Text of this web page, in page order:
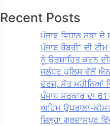
Recent Posts
ਪੰਜਾਬ ਵਿਧਾਨ ਸਭਾ ਦੇ
ਪੰਜਾਬ ਰੌਬਰੀ” ਦੀ
ਨੂੰ ਉਤਸ਼ਾਹਿਤ ਕਰਨ
ਜਲੰਧਰ ਪੁਲਿਸ ਵੱਲੋਂ
ਦਰਜ, ਸੱਤ ਮਹੀਨਿਆਂ
ਪੰਜਾਬ ਸਰਕਾਰ ਦਾ
ਅਹਿਮ ਉਪਰਾਲਾ-
ਜ਼ਿਲ੍ਹਾ ਗੁਰਦਾਸਪੁਰ